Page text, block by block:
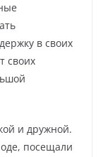
в своих
своих
и дружной.
посещали